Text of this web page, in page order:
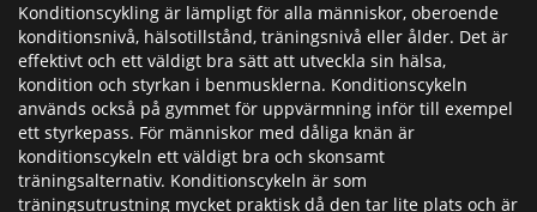
Konditionscykling är lämpligt för alla människor, oberoende
konditionsnivå, hälsotillstånd, träningsnivå eller ålder. Det är
effektivt och ett väldigt bra sätt att utveckla sin hälsa,
kondition och styrkan i benmusklerna. Konditionscykeln
används också på gymmet för uppvärmning inför till exempel
ett styrkepass. För människor med dåliga knän är
konditionscykeln ett väldigt bra och skonsamt
träningsalternativ. Konditionscykeln är som
träningsutrustning mycket praktisk då den tar lite plats och är